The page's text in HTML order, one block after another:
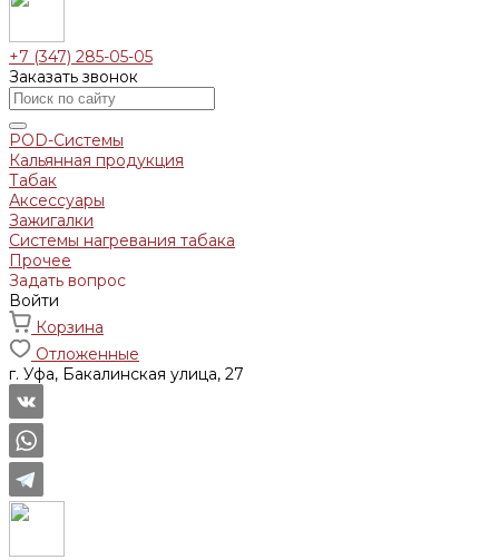
+7 (347) 285-05-05
Заказать звонок
POD-Системы
Кальянная продукция
Табак
Аксессуары
Зажигалки
Системы нагревания табака
Прочее
Задать вопрос
Войти
Корзина
Отложенные
г. Уфа, Бакалинская улица, 27